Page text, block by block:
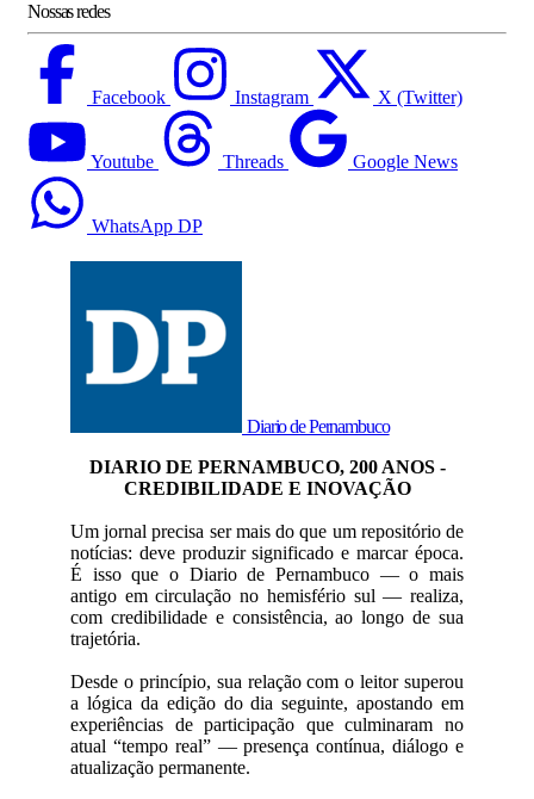
Nossas redes
Facebook Instagram X (Twitter)
Youtube Threads Google News
WhatsApp DP
Diario de Pernambuco
DIARIO DE PERNAMBUCO, 200 ANOS -
CREDIBILIDADE E INOVAÇÃO
Um jornal precisa ser mais do que um repositório de
notícias: deve produzir significado e marcar época.
É isso que o Diario de Pernambuco — o mais
antigo em circulação no hemisfério sul — realiza,
com credibilidade e consistência, ao longo de sua
trajetória.
Desde o princípio, sua relação com o leitor superou
a lógica da edição do dia seguinte, apostando em
experiências de participação que culminaram no
atual “tempo real” — presença contínua, diálogo e
atualização permanente.